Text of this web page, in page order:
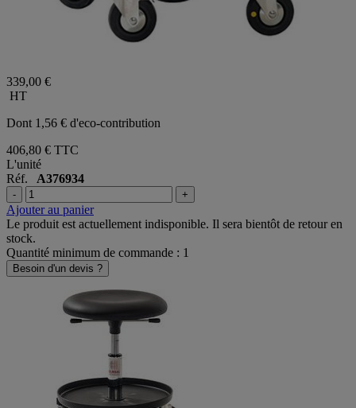
339,00 €
HT
Dont 1,56 € d'eco-contribution
406,80 € TTC
L'unité
Réf. A376934
- +
Ajouter au panier
Le produit est actuellement indisponible. Il sera bientôt de retour en
stock.
Quantité minimum de commande : 1
Besoin d'un devis ?